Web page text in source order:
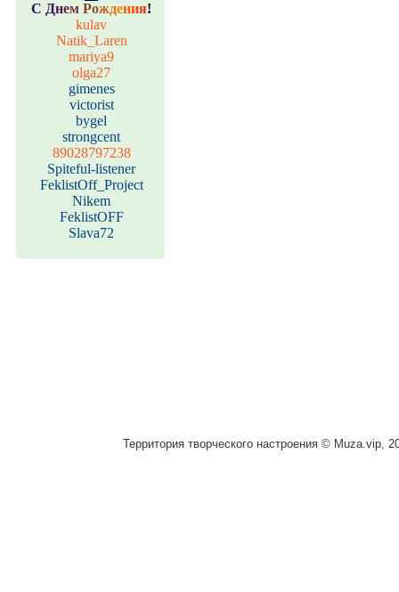
С Днем Рождения!
kulav
Natik_Laren
mariya9
olga27
gimenes
victorist
bygel
strongcent
89028797238
Spiteful-listener
FeklistOff_Project
Nikem
FeklistOFF
Slava72
Территория творческого настроения © Muza.vip,